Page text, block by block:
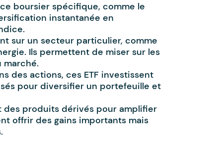
boursier spécifique, comme le
instantanée en
sur un secteur particulier, comme
Ils permettent de miser sur les
des actions, ces ETF investissent
pour diversifier un portefeuille et
des produits dérivés pour amplifier
offrir des gains importants mais